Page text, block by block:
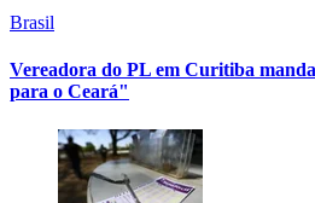
Brasil
Vereadora do PL em Curitiba
para o Ceará"